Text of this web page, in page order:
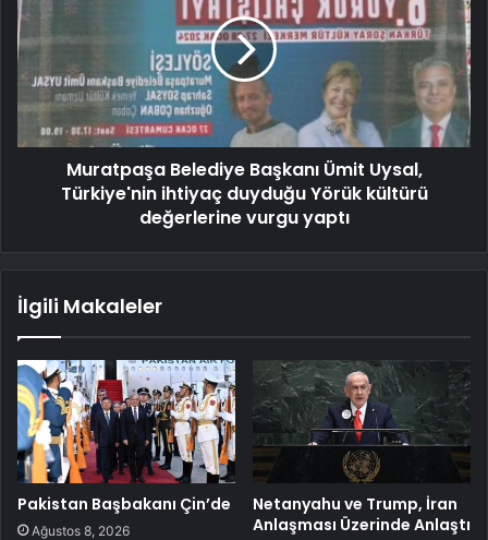
Muratpaşa Belediye Başkanı Ümit Uysal,
Türkiye'nin ihtiyaç duyduğu Yörük kültürü
değerlerine vurgu yaptı
İlgili Makaleler
Pakistan Başbakanı Çin’de
Ağustos 8, 2026
Netanyahu ve Trump, İran
Anlaşması Üzerinde Anlaştı